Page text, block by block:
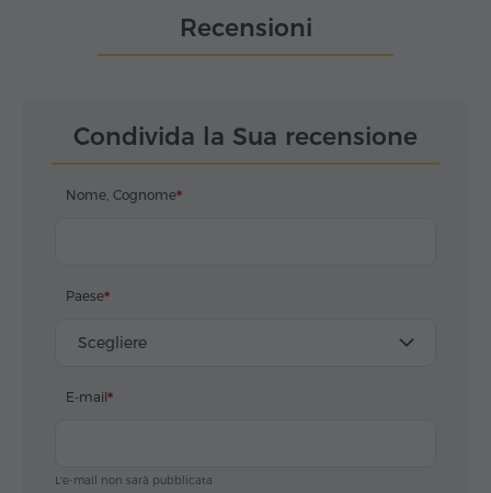
Recensioni
Condivida la Sua recensione
Nome, Cognome
Paese
Scegliere
E-mail
L'e-mail non sarà pubblicata